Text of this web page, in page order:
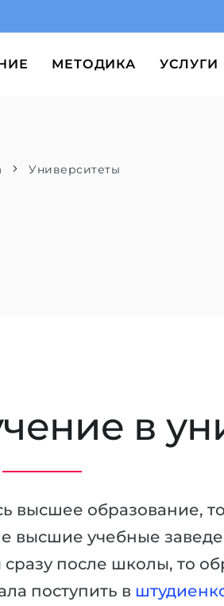
МЕТОДИКА УСЛУГИ
Университеты
в
высшее образование,
высшие учебные
после школы, то
поступить в